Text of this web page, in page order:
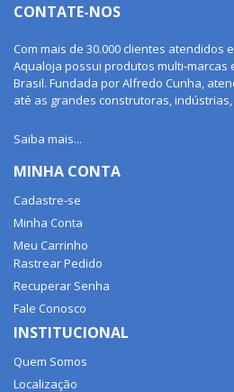
CONTATE-NOS
Com mais de 30.000 clientes atendidos
Aqualoja possui produtos multi-marcas
Brasil. Fundada por Alfredo Cunha,
até as grandes construtoras,
Saiba mais...
MINHA CONTA
Cadastre-se
Minha Conta
Meu Carrinho
Rastrear Pedido
Recuperar Senha
Fale Conosco
INSTITUCIONAL
Quem Somos
Localização